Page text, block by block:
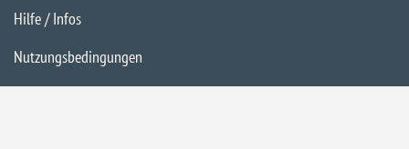
Hilfe / Infos
Nutzungsbedingungen